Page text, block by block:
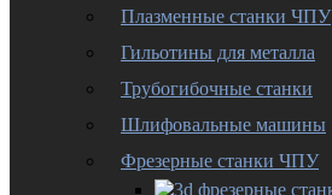
Плазменные станки ЧПУ
Гильотины для металла
Трубогибочные станки
Шлифовальные машины
Фрезерные станки ЧПУ